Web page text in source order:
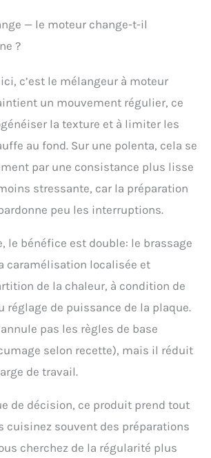
capables de répondre à
vos besoins quotidiens.
— le moteur change-t-il
?
c’est le mélangeur à moteur
un mouvement régulier, ce
la texture et à limiter les
au fond. Sur une polenta, cela se
par une consistance plus lisse
stressante, car la préparation
peu les interruptions.
le bénéfice est double: le brassage
caramélisation localisée et
de la chaleur, à condition de
réglage de puissance de la plaque.
pas les règles de base
selon recette), mais il réduit
de travail.
de décision, ce produit prend tout
cuisinez souvent des préparations
cherchez de la régularité plus